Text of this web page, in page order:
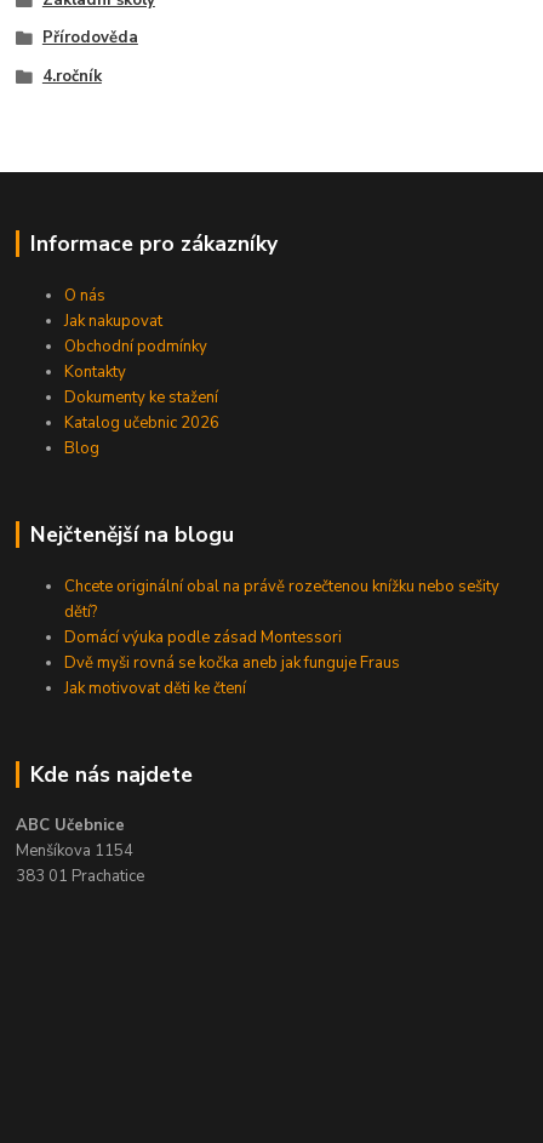
Přírodověda
4.ročník
Informace pro zákazníky
O nás
Jak nakupovat
Obchodní podmínky
Kontakty
Dokumenty ke stažení
Katalog učebnic 2026
Blog
Nejčtenější na blogu
Chcete originální obal na právě rozečtenou knížku nebo sešity
dětí?
Domácí výuka podle zásad Montessori
Dvě myši rovná se kočka aneb jak funguje Fraus
Jak motivovat děti ke čtení
Kde nás najdete
ABC Učebnice
Menšíkova 1154
383 01 Prachatice